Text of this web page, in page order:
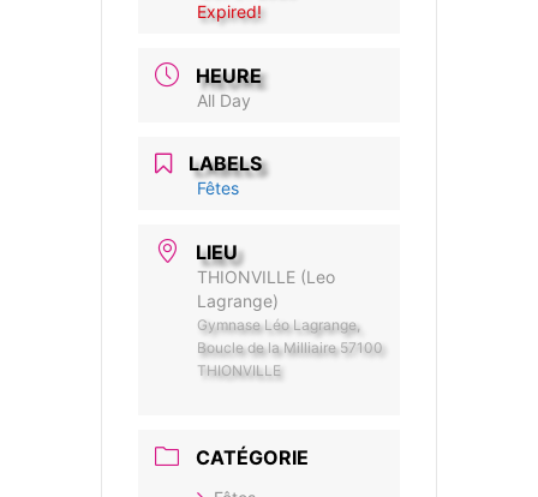
Expired!
HEURE
All Day
LABELS
Fêtes
LIEU
THIONVILLE (Leo
Lagrange)
Gymnase Léo Lagrange,
Boucle de la Milliaire 57100
THIONVILLE
CATÉGORIE